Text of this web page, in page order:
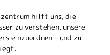
hilft uns, die
zu verstehen, unsere
einzuordnen – und zu